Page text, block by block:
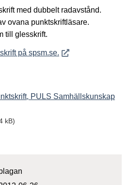
med dubbelt radavstånd.
ovana punktskriftläsare.
till glesskrift.
på spsm.se. Öppnas i nytt fönster
PULS Samhällskunskap
kB)